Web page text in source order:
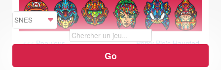
<<< Populous
Porky Pig's Haunted
Holiday >>>